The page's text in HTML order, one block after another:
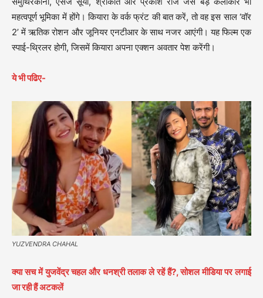
महत्वपूर्ण भूमिका में होंगे। कियारा के वर्क फ्रंट की बात करें, तो वह इस साल ‘वॉर
2’ में ऋतिक रोशन और जूनियर एनटीआर के साथ नजर आएंगी। यह फिल्म एक
स्पाई-थ्रिलर होगी, जिसमें कियारा अपना एक्शन अवतार पेश करेंगी।
ये भी पढिए-
YUZVENDRA CHAHAL
क्या सच में युजवेंद्र चहल और धनश्री तलाक ले रहें हैं?, सोशल मीडिया पर लगाई
जा रही हैं अटकलें